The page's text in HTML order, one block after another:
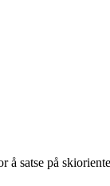
å satse på